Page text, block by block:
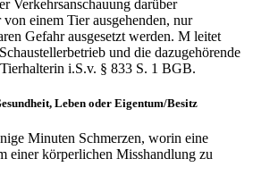
Verkehrsanschauung darüber
einem Tier ausgehenden, nur
Gefahr ausgesetzt werden. M leitet
und die dazugehörende
i.S.v. § 833 S. 1 BGB.
Leben oder Eigentum/Besitz
Minuten Schmerzen, worin eine
einer körperlichen Misshandlung zu